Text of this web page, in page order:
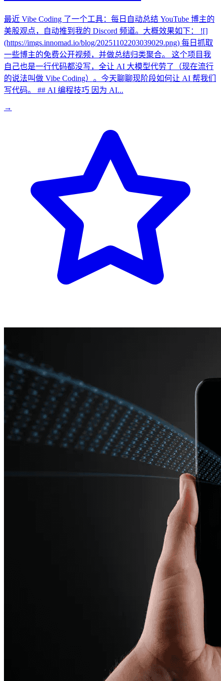
最近 Vibe Coding 了一个工具：每日自动总结 YouTube 博主的
美股观点，自动推到我的 Discord 频道。大概效果如下： ![]
(https://imgs.innomad.io/blog/20251102203039029.png) 每日抓取
一些博主的免费公开视频，并做总结归类聚合。 这个项目我
自己也是一行代码都没写，全让 AI 大模型代劳了（现在流行
的说法叫做 Vibe Coding）。今天聊聊现阶段如何让 AI 帮我们
写代码。 ## AI 编程技巧 因为 AI...
→